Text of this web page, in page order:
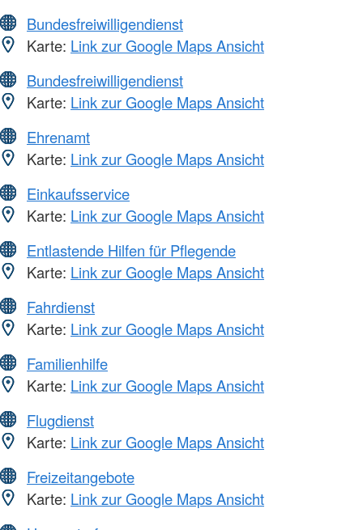
Bundesfreiwilligendienst
Karte: Link zur Google Maps Ansicht
Bundesfreiwilligendienst
Karte: Link zur Google Maps Ansicht
Ehrenamt
Karte: Link zur Google Maps Ansicht
Einkaufsservice
Karte: Link zur Google Maps Ansicht
Entlastende Hilfen für Pflegende
Karte: Link zur Google Maps Ansicht
Fahrdienst
Karte: Link zur Google Maps Ansicht
Familienhilfe
Karte: Link zur Google Maps Ansicht
Flugdienst
Karte: Link zur Google Maps Ansicht
Freizeitangebote
Karte: Link zur Google Maps Ansicht